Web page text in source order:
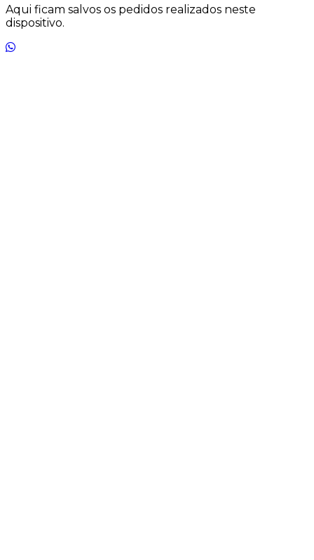
Aqui ficam salvos os pedidos realizados neste
dispositivo.